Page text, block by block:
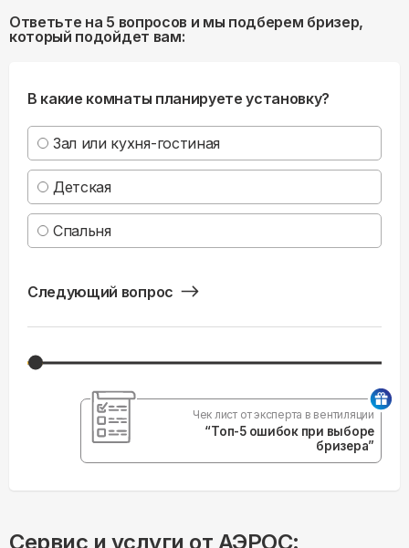
Ответьте на 5 вопросов и мы подберем бризер,
который подойдет вам:
В какие комнаты планируете установку?
Зал или кухня-гостиная
Детская
Спальня
Следующий вопрос
Чек лист от эксперта в вентиляции
“Топ-5 ошибок при выборе
бризера”
Сервис и услуги от АЭРОС: